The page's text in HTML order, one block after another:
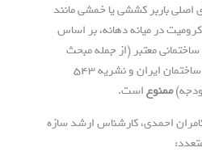
باربر کششی یا خمشی مانند
در میانه دهانه، بر اساس
ساختمانی معتبر (از جمله مبحث
دهم مقررات ملی ساختمان ایران و نشریه ۵۴۳
ممنوعاست.
احمدی، کارشناس ارشد سازه